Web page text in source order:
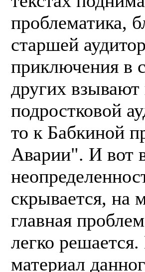
проблематика,
старшей
приключения в
других
подростковой
то к Бабкиной
Аварии". И вот
скрывается, на
главная
легко
материал